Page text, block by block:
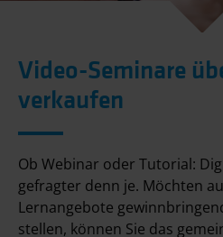
Video-Seminare
verkaufen
Ob Webinar oder Tutorial:
gefragter denn je. Möchten
Lernangebote
stellen, können Sie das